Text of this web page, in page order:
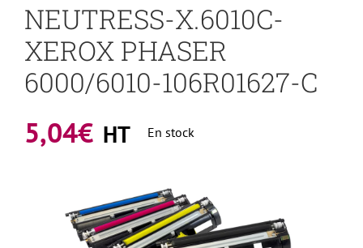
NEUTRESS-X.6010C-
XEROX PHASER
6000/6010-106R01627-C
5,04€ HT En stock